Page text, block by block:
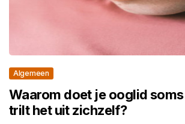
Algemeen
Waarom doet je ooglid
trilt het uit zichzelf?